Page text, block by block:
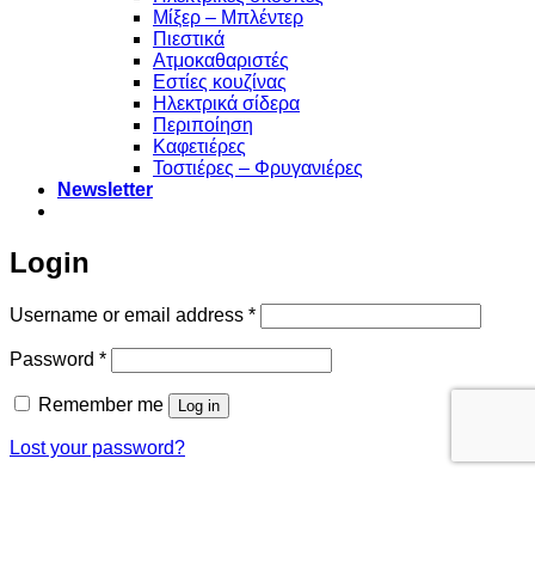
Μίξερ – Μπλέντερ
Πιεστικά
Ατμοκαθαριστές
Εστίες κουζίνας
Ηλεκτρικά σίδερα
Περιποίηση
Καφετιέρες
Τοστιέρες – Φρυγανιέρες
Newsletter
Login
Username or email address *Required
Password *Required
Remember me Log in
Lost your password?